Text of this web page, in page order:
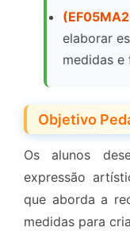
elaborar
medidas e
Objetivo
Os alunos
expressão
que aborda a
medidas para